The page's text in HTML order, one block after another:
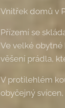
Vnitřek domů v
Přízemí se
Ve velké obytné
věšení prádla,
V protilehlém
obyčejný